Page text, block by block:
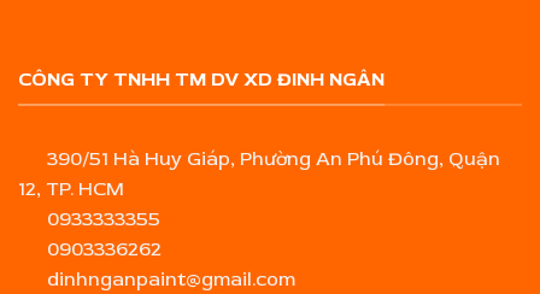
CÔNG TY TNHH TM DV XD ĐINH NGÂN
390/51 Hà Huy Giáp, Phường An Phú Đông, Quận
12, TP. HCM
0933333355
0903336262
dinhnganpaint@gmail.com